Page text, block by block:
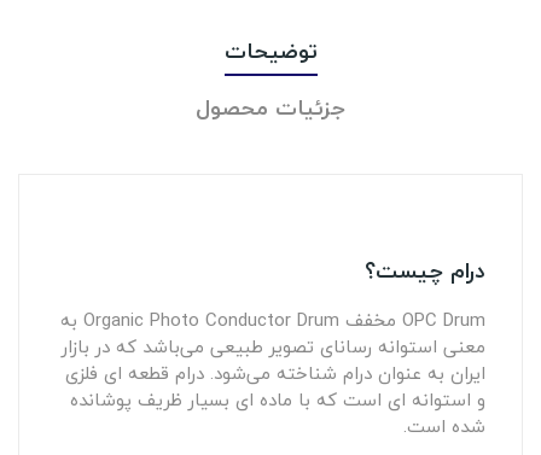
توضیحات
جزئیات محصول
درام چیست؟
OPC Drum مخفف Organic Photo Conductor Drum به
معنی استوانه رسانای تصویر طبیعی می‌باشد که در بازار
ایران به عنوان درام شناخته می‌شود. درام قطعه ای فلزی
و استوانه ای است که با ماده ای بسیار ظریف پوشانده
شده است.